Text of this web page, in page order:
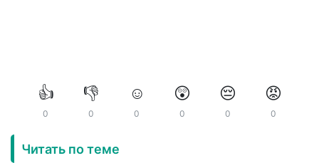
👍
0
👎
0
☺️
0
😲
0
😔
0
😡
0
Читать по теме